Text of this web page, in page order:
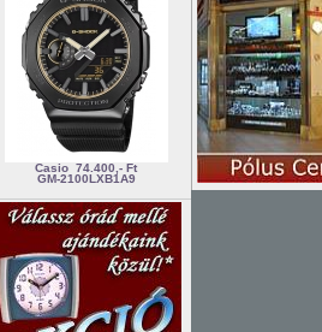
Casio 74.400,- Ft
GM-2100LXB1A9